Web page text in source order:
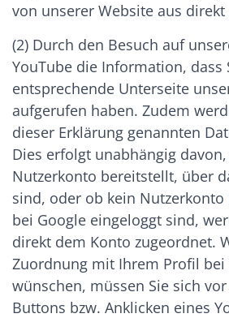
von unserer Website aus
(2) Durch den Besuch auf
YouTube die Information, dass
entsprechende Unterseite
aufgerufen haben. Zudem
dieser Erklärung genannten
Dies erfolgt unabhängig
Nutzerkonto bereitstellt, über
sind, oder ob kein Nutzerkonto
bei Google eingeloggt sind,
direkt dem Konto zugeordnet.
Zuordnung mit Ihrem Profil bei
wünschen, müssen Sie sich
Buttons bzw. Anklicken eines